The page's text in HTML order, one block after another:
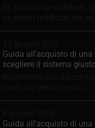
Guida all'acquisto di
scegliere il sistema
Guida all'acquisto di